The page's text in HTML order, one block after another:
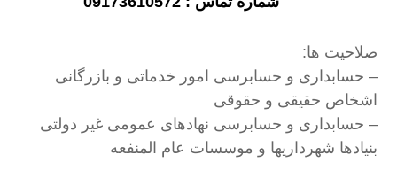
صلاحیت ها:
– حسابداری و حسابرسی امور خدماتی و بازرگانی
اشخاص حقیقی و حقوقی
– حسابداری و حسابرسی نهادهای عمومی غیر دولتی
بنیادها شهرداریها و موسسات عام المنفعه